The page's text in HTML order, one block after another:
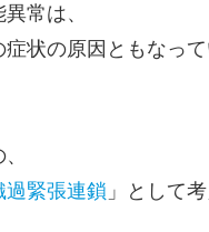
常は、
症状の原因ともなっ
過緊張連鎖 」として